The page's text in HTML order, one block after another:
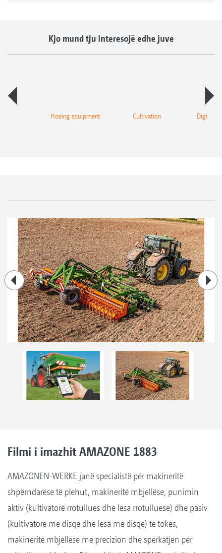
Kjo mund tju interesojë edhe juve
Hoeing equipment Cultivation Digital
Filmi i imazhit AMAZONE 1883
AMAZONEN-WERKE janë specialistë për makineritë
shpërndarëse të plehut, makineritë mbjellëse, punimin
aktiv (kultivatorë rrotullues dhe lesa rrotulluese) dhe pasiv
(kultivatorë me disqe dhe lesa me disqe) të tokës,
makineritë mbjellëse me precizion dhe spërkatjen për